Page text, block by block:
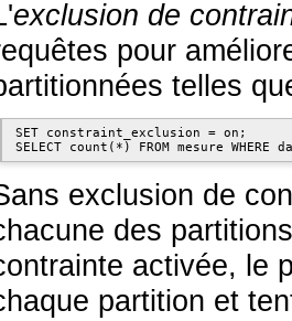
exclusion de
pour
telles
SET constraint_exclusion = on;
SELECT count(*) FROM mesure
exclusion de
des
activée, le
partition et